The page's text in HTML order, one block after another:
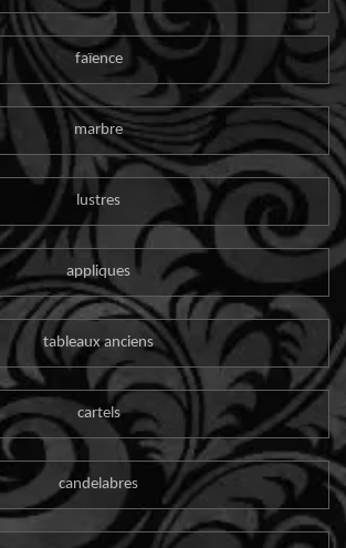
faïence
marbre
lustres
appliques
tableaux anciens
cartels
candelabres